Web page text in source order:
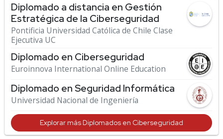
Diplomado a distancia en Gestión
Estratégica de la Ciberseguridad
Pontificia Universidad Católica de Chile Clase
Ejecutiva UC
Diplomado en Ciberseguridad
Euroinnova International Online Education
Diplomado en Seguridad Informática
Universidad Nacional de Ingeniería
Explorar más Diplomados en Ciberseguridad